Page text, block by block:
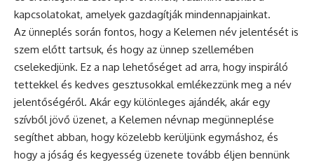
kapcsolatokat, amelyek gazdagítják mindennapjainkat.
Az ünneplés során fontos, hogy a Kelemen név jelentését is
szem előtt tartsuk, és hogy az ünnep szellemében
cselekedjünk. Ez a nap lehetőséget ad arra, hogy inspiráló
tettekkel és kedves gesztusokkal emlékezzünk meg a név
jelentőségéről. Akár egy különleges ajándék, akár egy
szívből jövő üzenet, a Kelemen névnap megünneplése
segíthet abban, hogy közelebb kerüljünk egymáshoz, és
hogy a jóság és kegyesség üzenete tovább éljen bennünk